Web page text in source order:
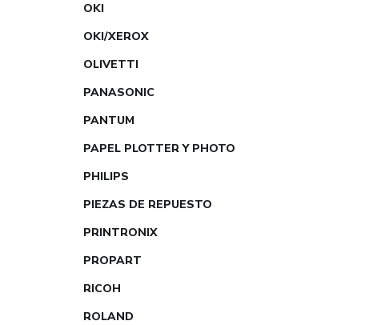
OKI
OKI/XEROX
OLIVETTI
PANASONIC
PANTUM
PAPEL PLOTTER Y PHOTO
PHILIPS
PIEZAS DE REPUESTO
PRINTRONIX
PROPART
RICOH
ROLAND